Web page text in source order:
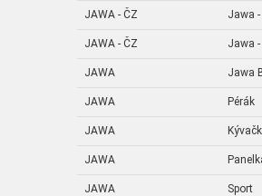
JAWA - ČZ Jawa
JAWA - ČZ Jawa
JAWA Jawa
JAWA Pérák
JAWA
JAWA
JAWA Sport